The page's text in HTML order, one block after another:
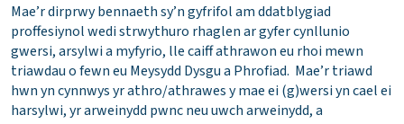
Mae’r dirprwy bennaeth sy’n gyfrifol am ddatblygiad
proffesiynol wedi strwythuro rhaglen ar gyfer cynllunio
gwersi, arsylwi a myfyrio, lle caiff athrawon eu rhoi mewn
triawdau o fewn eu Meysydd Dysgu a Phrofiad. Mae’r triawd
hwn yn cynnwys yr athro/athrawes y mae ei (g)wersi yn cael ei
harsylwi, yr arweinydd pwnc neu uwch arweinydd, a